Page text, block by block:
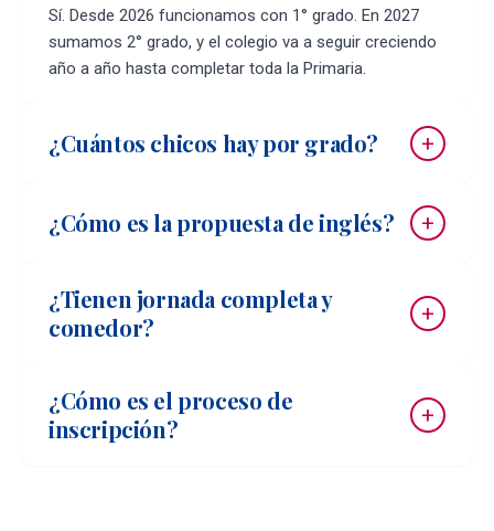
Sí. Desde 2026 funcionamos con 1° grado. En 2027
sumamos 2° grado, y el colegio va a seguir creciendo
año a año hasta completar toda la Primaria.
¿Cuántos chicos hay por grado?
¿Cómo es la propuesta de inglés?
¿Tienen jornada completa y
comedor?
¿Cómo es el proceso de
inscripción?